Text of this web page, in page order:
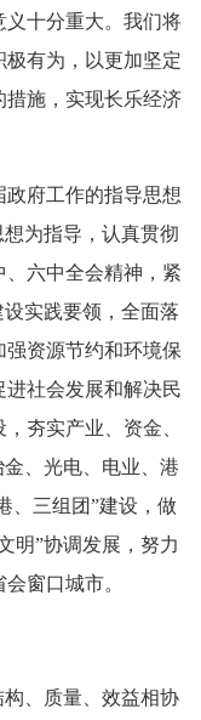
义十分重大。我们将
有为，以更加坚定
措施，实现长乐经济
府工作的指导思想
为指导，认真贯彻
六中全会精神，紧
实践要领，全面落
资源节约和环境保
社会发展和解决民
夯实产业、资金、
金、光电、电业、港
、三组团”建设，做
明”协调发展，努力
窗口城市。
、质量、效益相协